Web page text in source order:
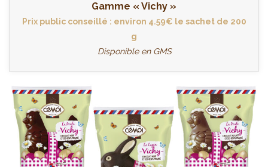
Gamme « Vichy »
Prix public conseillé : environ 4.59€ le sachet de 200
g
Disponible en GMS